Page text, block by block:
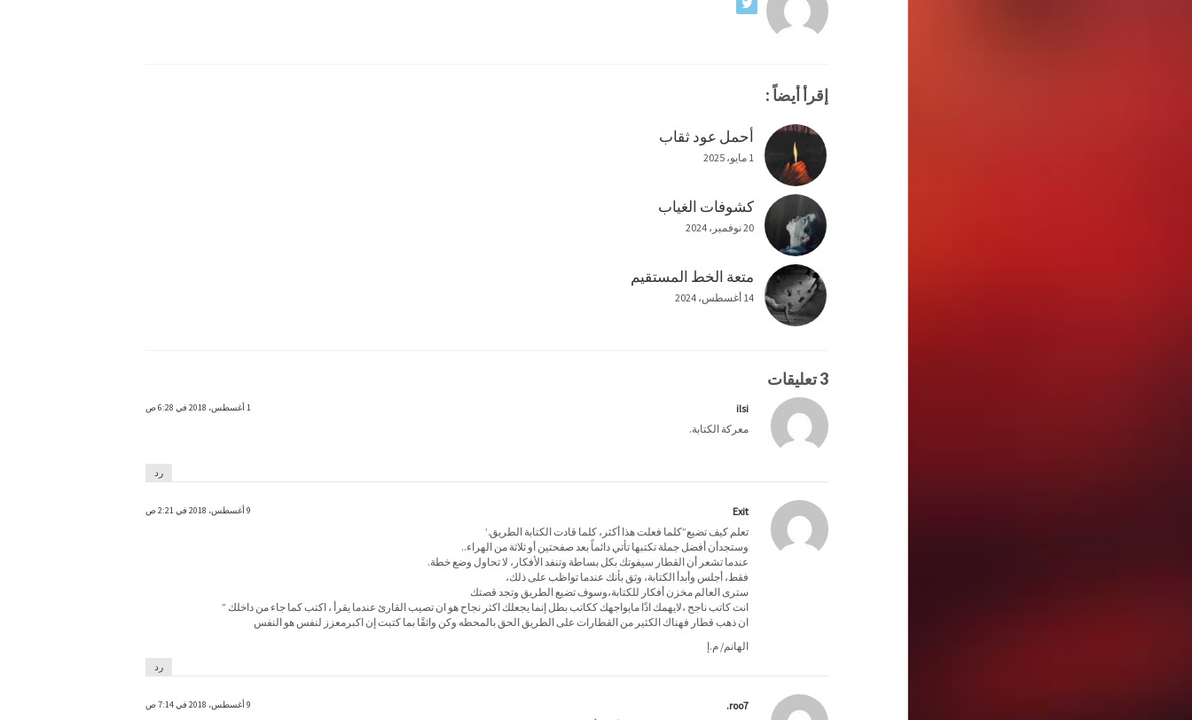
إقرأ أيضاً :
أحمل عود ثقاب
1 مايو، 2025
كشوفات الغياب
20 نوفمبر، 2024
متعة الخط المستقيم
14 أغسطس، 2024
3 تعليقات
ilsi 1 أغسطس، 2018 في 6:28 ص
معركة الكتابة.
رد
Exit 9 أغسطس، 2018 في 2:21 ص
تعلم كيف تضيع”كلما فعلت هذا أكثر، كلما قادت الكتابة الطريق.’
وستجدأن أفضل جملة تكتبها تأتي دائماً بعد صفحتين أو ثلاثة من الهراء..
عندما تشعر أن القطار سيفوتك بكل بساطة وتنفد الأفكار، لا تحاول وضع خطة.
فقط، أجلس وأبدأ الكتابة، وثق بأنك عندما تواظب على ذلك،
سترى العالم مخزن أفكار للكتابة،وسوف تضيع الطريق وتجد قصتك
انت كاتب ناجح ،لايهمك اذًا مايواجهك ككاتب بطل إنما يجعلك اكثر نجاح هو ان تصيب القارئ عندما يقرأ ، اكتب كما جاء من داخلك ”
ان ذهب قطار فهناك الكثير من القطارات على الطريق الحق بالمحطه وكن واثقًا بما كتبت إن اكبرمعزز لنفس هو النفس
الهانم/ م.إ
رد
roo7. 9 أغسطس، 2018 في 7:14 ص